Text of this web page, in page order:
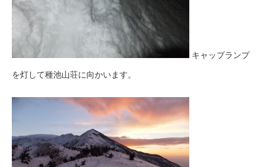
キャップランプ
を灯して種池山荘に向かいます。